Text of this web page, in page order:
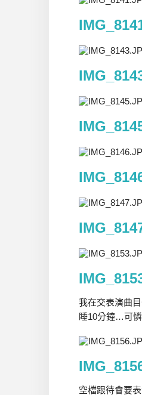
我在交表演曲
睡10分鐘…可
空檔跟待會要